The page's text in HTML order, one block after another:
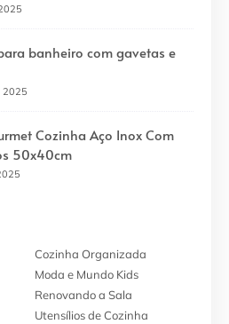
banheiro com gavetas e
2025
Cozinha Aço Inox Com
50x40cm
Cozinha Organizada
Moda e Mundo Kids
Renovando a Sala
Utensílios de Cozinha